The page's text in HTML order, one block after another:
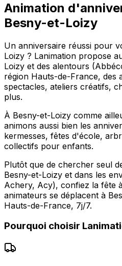
Animation
Besny-et-Loizy
Un anniversaire réussi pour
Loizy ? Lanimation propose
Loizy et des alentours
région Hauts-de-France, des
spectacles, ateliers créatifs,
plus.
À Besny-et-Loizy comme
animons aussi bien les
kermesses, fêtes d'école,
collectifs pour enfants.
Plutôt que de chercher seul
Besny-et-Loizy et dans les
Achery, Acy), confiez la fête
animateurs se déplacent à
Hauts-de-France, 7j/7.
Pourquoi choisir